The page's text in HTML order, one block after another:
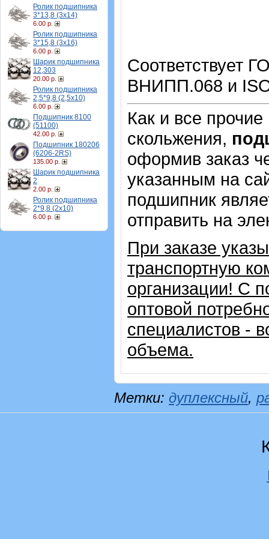
Ролик подшипника
3*13,8 (3х14)
6.00 р.
Ролик подшипника
3*15,8 (3х16)
6.00 р.
Шарик подшипника
12,303
20.00 р.
Ролик подшипника
2,5*9,8 (2,5х10)
6.00 р.
Подшипник 8100
(51100)
42.00 р.
Подшипник 180206
(6206-2RS)
135.00 р.
Шарик подшипника
2
2.00 р.
Ролик подшипника
2*9,8 (2х10)
6.00 р.
Соответствует
ВНИПП.068 и
Как и все
скольжения,
оформив заказ
указанным на
подшипник
отправить на
При заказе
транспортную
организации! С
оптовой
специалистов -
объема.
Метки: дуплексный,